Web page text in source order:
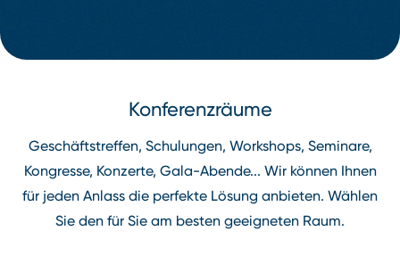
Konferenzräume
Geschäftstreffen, Schulungen, Workshops, Seminare,
Kongresse, Konzerte, Gala⁠-⁠Abende... Wir können Ihnen
für jeden Anlass die perfekte Lösung anbieten. Wählen
Sie den für Sie am besten geeigneten Raum.